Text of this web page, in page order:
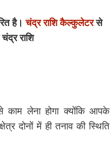
है।चंद्र राशि कैल्कुलेटरसे
राशि
लेना होगा क्योंकि आपके
दोनों में ही तनाव की स्थिति